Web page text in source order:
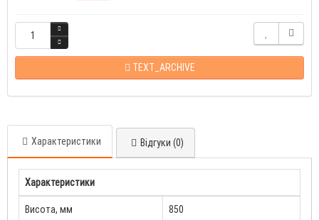
TEXT_ARCHIVE
Характеристики Відгуки (0)
Характеристики
Висота, мм 850